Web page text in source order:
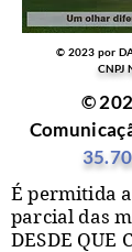
© 2023 por
CNPJ
©
É permitida
parcial das
DESDE QUE